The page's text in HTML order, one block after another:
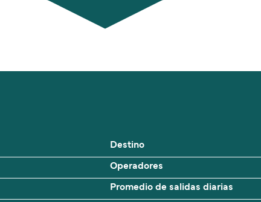
Destino
Operadores
Promedio de salidas diarias